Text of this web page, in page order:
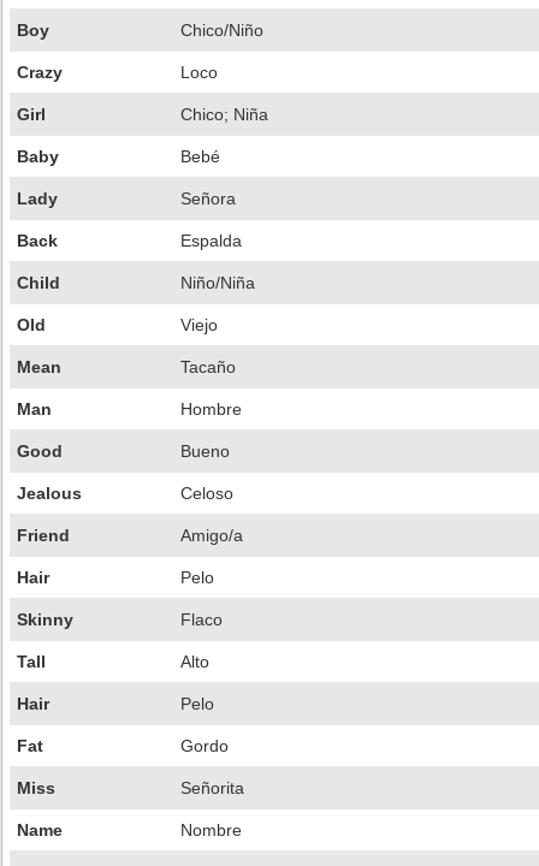
Boy Chico/Niño
Crazy Loco
Girl Chico; Niña
Baby Bebé
Lady Señora
Back Espalda
Child Niño/Niña
Old Viejo
Mean Tacaño
Man Hombre
Good Bueno
Jealous Celoso
Friend Amigo/a
Hair Pelo
Skinny Flaco
Tall Alto
Hair Pelo
Fat Gordo
Miss Señorita
Name Nombre